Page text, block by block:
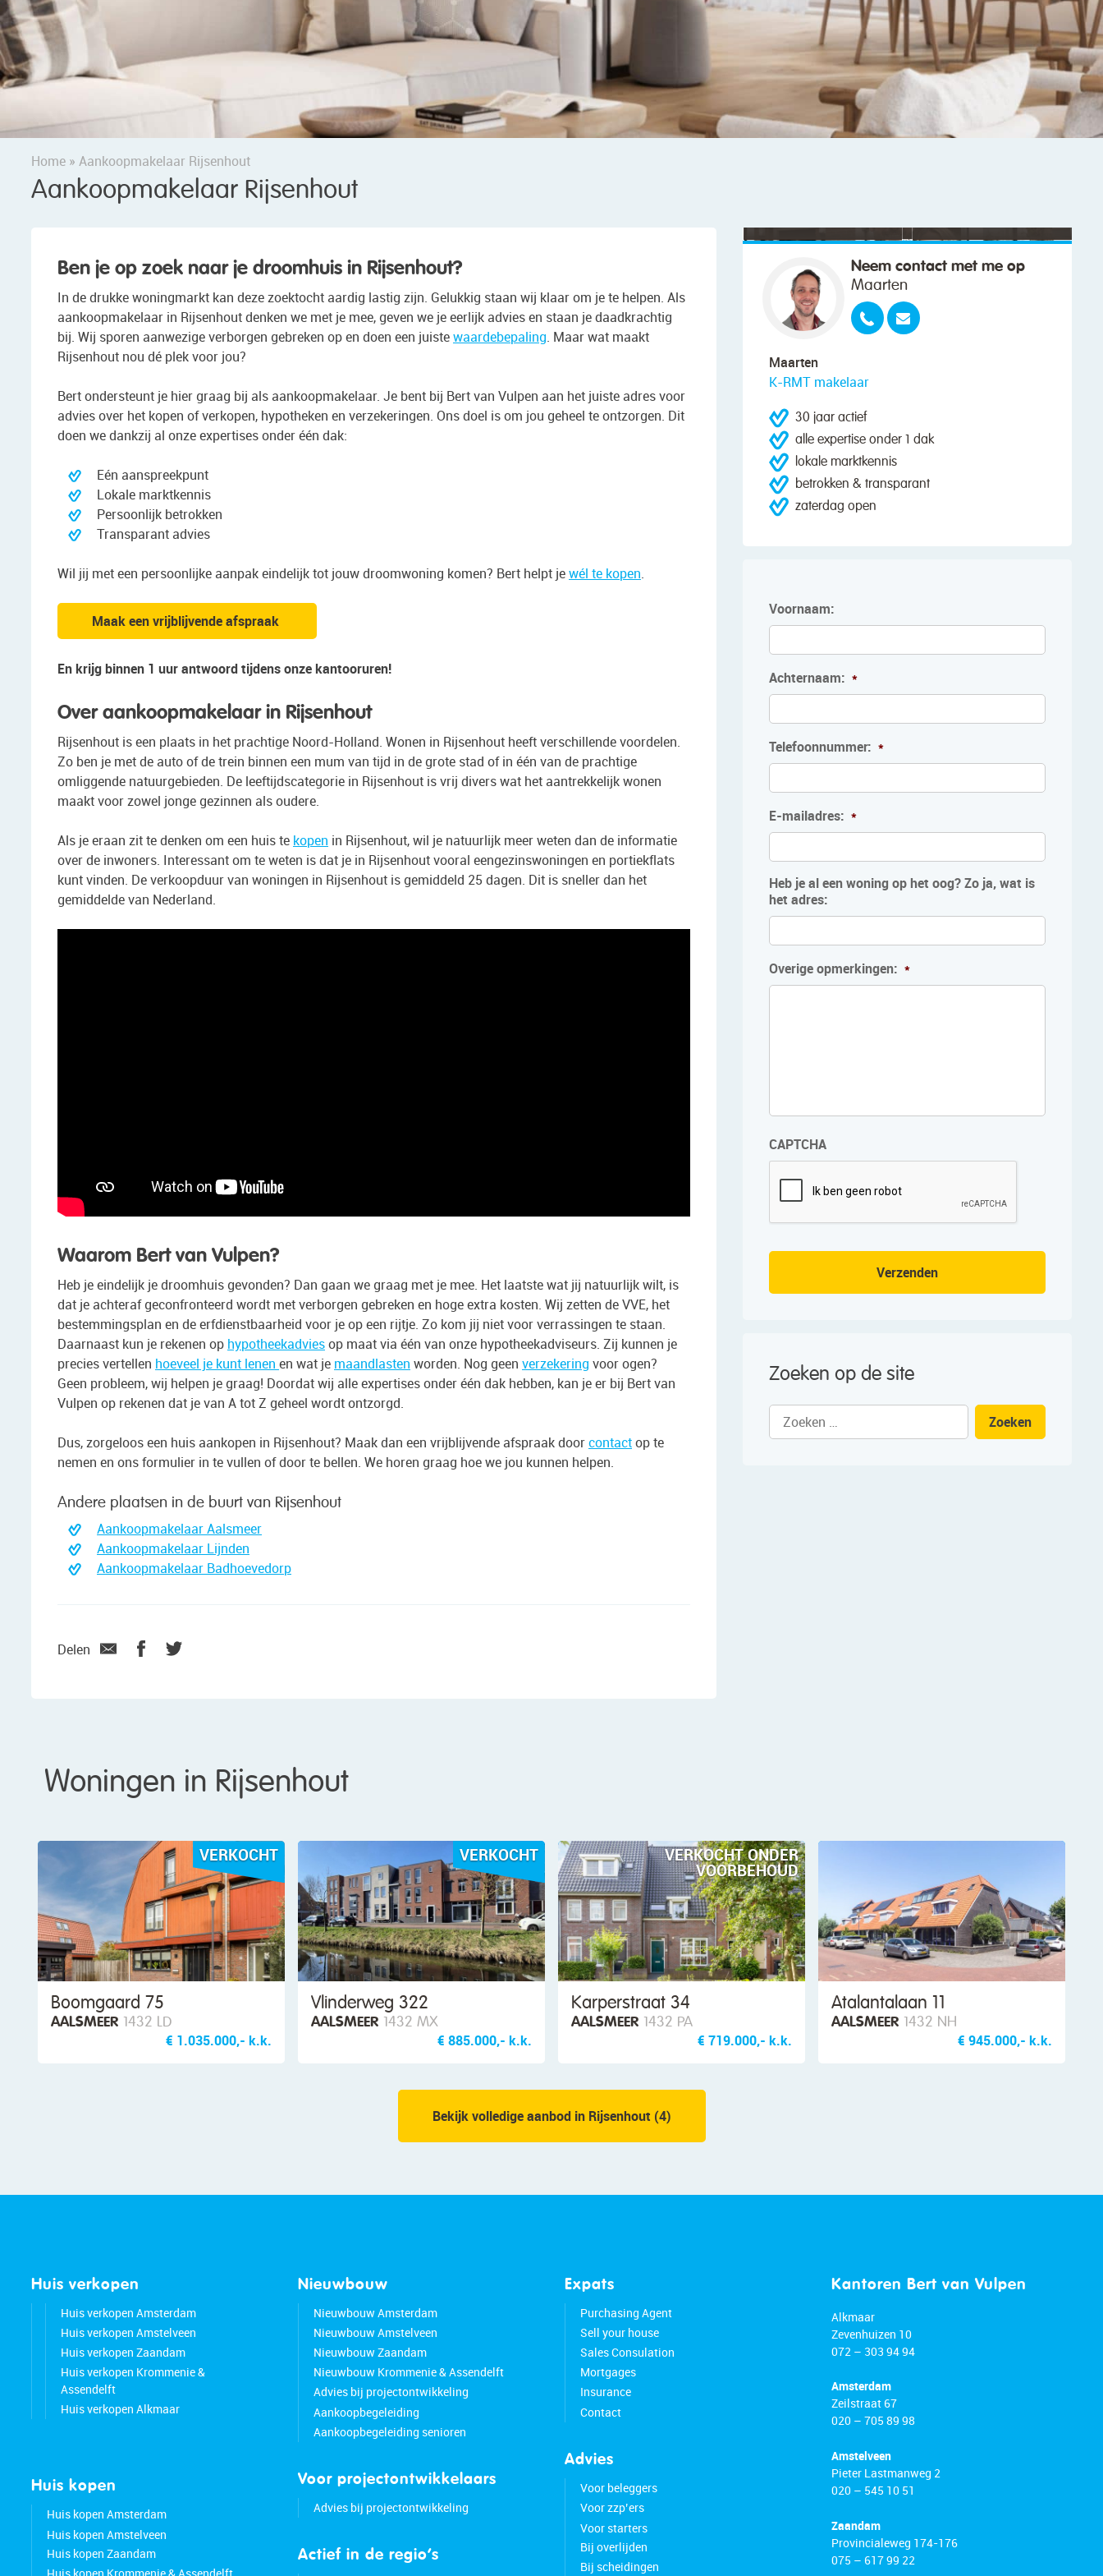
Home » Aankoopmakelaar Rijsenhout
Aankoopmakelaar Rijsenhout
Ben je op zoek naar je droomhuis in Rijsenhout?
In de drukke woningmarkt kan deze zoektocht aardig lastig zijn. Gelukkig staan wij klaar om je te helpen. Als
aankoopmakelaar in Rijsenhout denken we met je mee, geven we je eerlijk advies en staan je daadkrachtig
bij. Wij sporen aanwezige verborgen gebreken op en doen een juistewaardebepaling. Maar wat maakt
Rijsenhout nou dé plek voor jou?
Bert ondersteunt je hier graag bij als aankoopmakelaar. Je bent bij Bert van Vulpen aan het juiste adres voor
advies over het kopen of verkopen, hypotheken en verzekeringen. Ons doel is om jou geheel te ontzorgen. Dit
doen we dankzij al onze expertises onder één dak:
Eén aanspreekpunt
Lokale marktkennis
Persoonlijk betrokken
Transparant advies
Wil jij met een persoonlijke aanpak eindelijk tot jouw droomwoning komen? Bert helpt jewél te kopen.
Maak een vrijblijvende afspraak
En krijg binnen 1 uur antwoord tijdens onze kantooruren!
Over aankoopmakelaar in Rijsenhout
Rijsenhout is een plaats in het prachtige Noord-Holland. Wonen in Rijsenhout heeft verschillende voordelen.
Zo ben je met de auto of de trein binnen een mum van tijd in de grote stad of in één van de prachtige
omliggende natuurgebieden. De leeftijdscategorie in Rijsenhout is vrij divers wat het aantrekkelijk wonen
maakt voor zowel jonge gezinnen als oudere.
Als je eraan zit te denken om een huis te kopen in Rijsenhout, wil je natuurlijk meer weten dan de informatie
over de inwoners. Interessant om te weten is dat je in Rijsenhout vooral eengezinswoningen en portiekflats
kunt vinden. De verkoopduur van woningen in Rijsenhout is gemiddeld 25 dagen. Dit is sneller dan het
gemiddelde van Nederland.
Waarom Bert van Vulpen?
Heb je eindelijk je droomhuis gevonden? Dan gaan we graag met je mee. Het laatste wat jij natuurlijk wilt, is
dat je achteraf geconfronteerd wordt met verborgen gebreken en hoge extra kosten. Wij zetten de VVE, het
bestemmingsplan en de erfdienstbaarheid voor je op een rijtje. Zo kom jij niet voor verrassingen te staan.
Daarnaast kun je rekenen op hypotheekadviesop maat via één van onze hypotheekadviseurs. Zij kunnen je
precies vertellen hoeveel je kunt lenen en wat je maandlasten worden. Nog geen verzekering voor ogen?
Geen probleem, wij helpen je graag! Doordat wij alle expertises onder één dak hebben, kan je er bij Bert van
Vulpen op rekenen dat je van A tot Z geheel wordt ontzorgd.
Dus, zorgeloos een huis aankopen in Rijsenhout? Maak dan een vrijblijvende afspraak doorcontactop te
nemen en ons formulier in te vullen of door te bellen. We horen graag hoe we jou kunnen helpen.
Andere plaatsen in de buurt van Rijsenhout
Aankoopmakelaar Aalsmeer
Aankoopmakelaar Lijnden
Aankoopmakelaar Badhoevedorp
Delen
"We wilden vooral iemand die met ons
Neem contact met me op
Maarten
Maarten
K-RMT makelaar
30 jaar actief
alle expertise onder 1 dak
lokale marktkennis
betrokken & transparant
zaterdag open
Voornaam:
Achternaam: *
Telefoonnummer: *
E-mailadres: *
Heb je al een woning op het oog? Zo ja, wat is
het adres:
Overige opmerkingen: *
CAPTCHA
Verzenden
Zoeken op de site
Zoeken
naar:
Woningen in Rijsenhout
VERKOCHT
Boomgaard 75
AALSMEER 1432 LD
€ 1.035.000,- k.k.
VERKOCHT
Vlinderweg 322
AALSMEER 1432 MX
€ 885.000,- k.k.
VERKOCHT ONDER
VOORBEHOUD
Karperstraat 34
AALSMEER 1432 PA
€ 719.000,- k.k.
Atalantalaan 11
AALSMEER 1432 NH
€ 945.000,- k.k.
Bekijk volledige aanbod in Rijsenhout (4)
Huis verkopen
Huis verkopen Amsterdam
Huis verkopen Amstelveen
Huis verkopen Zaandam
Huis verkopen Krommenie &
Assendelft
Huis verkopen Alkmaar
Huis kopen
Huis kopen Amsterdam
Huis kopen Amstelveen
Huis kopen Zaandam
Nieuwbouw
Nieuwbouw Amsterdam
Nieuwbouw Amstelveen
Nieuwbouw Zaandam
Nieuwbouw Krommenie & Assendelft
Advies bij projectontwikkeling
Aankoopbegeleiding
Aankoopbegeleiding senioren
Voor projectontwikkelaars
Advies bij projectontwikkeling
Actief in de regio’s
Expats
Purchasing Agent
Sell your house
Sales Consulation
Mortgages
Insurance
Contact
Advies
Voor beleggers
Voor zzp’ers
Voor starters
Bij overlijden
Bij scheidingen
Kantoren Bert van Vulpen
Alkmaar
Zevenhuizen 10
072 – 303 94 94
Amsterdam
Zeilstraat 67
020 – 705 89 98
Amstelveen
Pieter Lastmanweg 2
020 – 545 10 51
Zaandam
Provincialeweg 174-176
075 – 617 99 22